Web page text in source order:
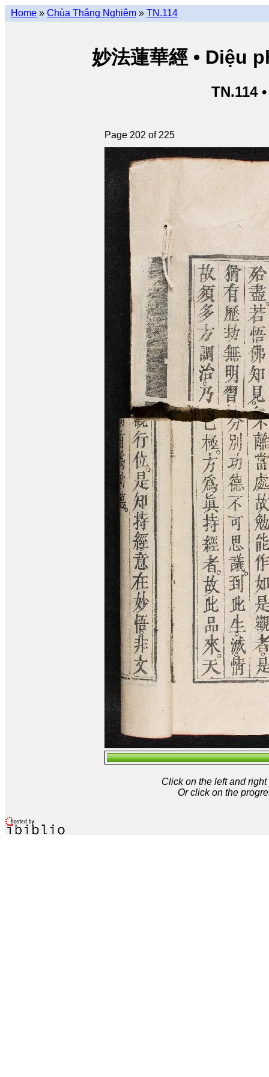
Home » Chùa Thắng Nghiêm » TN.114
妙法蓮華經 • Diệu
TN.114
Page 202 of 225
Click on the left and
Or click on the